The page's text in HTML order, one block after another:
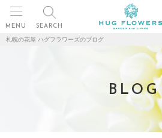
MENU SEARCH
札幌の花屋 ハグフラワーズのブログ
BLOG